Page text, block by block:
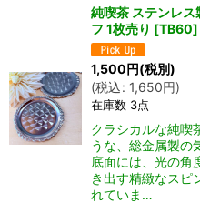
純喫茶 ステンレ
フ 1枚売り [TB60]
1,500円(税別)
(税込: 1,650円)
在庫数 3点
クラシカルな純喫
うな、総金属製の
底面には、光の角
き出す精緻なスピ
れていま…